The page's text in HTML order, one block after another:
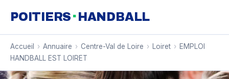
POITIERS · HANDBALL
Accueil › Annuaire › Centre-Val de Loire › Loiret › EMPLOI
HANDBALL EST LOIRET